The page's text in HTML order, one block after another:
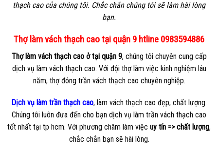
thạch cao của chúng tôi. Chắc chắn chúng tôi sẽ làm hài lòng
bạn.
Thợ làm vách thạch cao tại quận 9 htline 0983594886
Thợ làm vách thạch cao ở tại quận 9, chúng tôi chuyên cung cấp
dịch vụ làm vách thạch cao. Với đội thợ làm việc kinh nghiệm lâu
năm, thợ đóng trần vách thạch cao chuyên nghiệp.
Dịch vụ làm trần thạch cao, làm vách thạch cao đẹp, chất lượng.
Chúng tôi luôn đưa đến cho bạn dịch vụ làm trần vách thạch cao
tốt nhất tại tp hcm. Với phương châm làm việc uy tín => chất lượng,
chắc chắn bạn sẽ hài lòng.